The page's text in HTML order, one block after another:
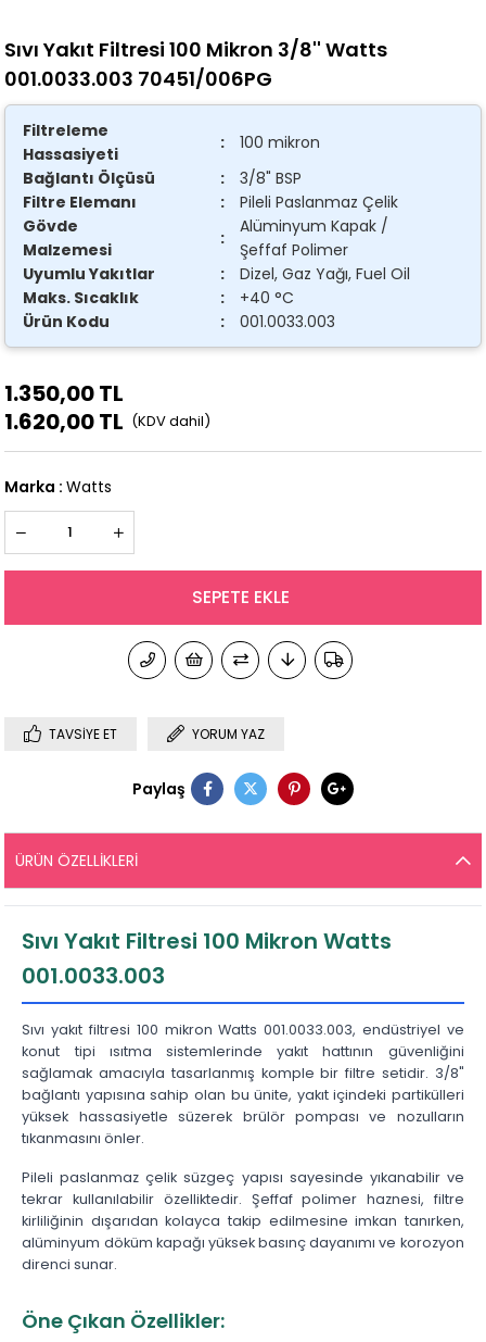
Sıvı Yakıt Filtresi 100 Mikron 3/8'' Watts
001.0033.003 70451/006PG
Filtreleme
Hassasiyeti
:
100 mikron
Bağlantı Ölçüsü
:
3/8" BSP
Filtre Elemanı
:
Pileli Paslanmaz Çelik
Gövde
Malzemesi
:
Alüminyum Kapak /
Şeffaf Polimer
Uyumlu Yakıtlar
:
Dizel, Gaz Yağı, Fuel Oil
Maks. Sıcaklık
:
+40 °C
Ürün Kodu
: 001.0033.003
1.350,00 TL
1.620,00 TL
Marka : Watts
TAVSIYE ET YORUM YAZ
Paylaş
ÜRÜN ÖZELLIKLERI
Sıvı Yakıt Filtresi 100 Mikron Watts
001.0033.003
Sıvı yakıt filtresi 100 mikron Watts 001.0033.003, endüstriyel ve
konut tipi ısıtma sistemlerinde yakıt hattının güvenliğini
sağlamak amacıyla tasarlanmış komple bir filtre setidir. 3/8"
bağlantı yapısına sahip olan bu ünite, yakıt içindeki partikülleri
yüksek hassasiyetle süzerek brülör pompası ve nozulların
tıkanmasını önler.
Pileli paslanmaz çelik süzgeç yapısı sayesinde yıkanabilir ve
tekrar kullanılabilir özelliktedir. Şeffaf polimer haznesi, filtre
kirliliğinin dışarıdan kolayca takip edilmesine imkan tanırken,
alüminyum döküm kapağı yüksek basınç dayanımı ve korozyon
direnci sunar.
Öne Çıkan Özellikler: